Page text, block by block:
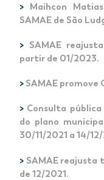
>
Maihcon
SAMAE de São
> SAMAE
partir de 01/2023.
> SAMAE promove
> Consulta
do plano
30/11/2021 a 14/12/
> SAMAE reajusta
de 12/2021.